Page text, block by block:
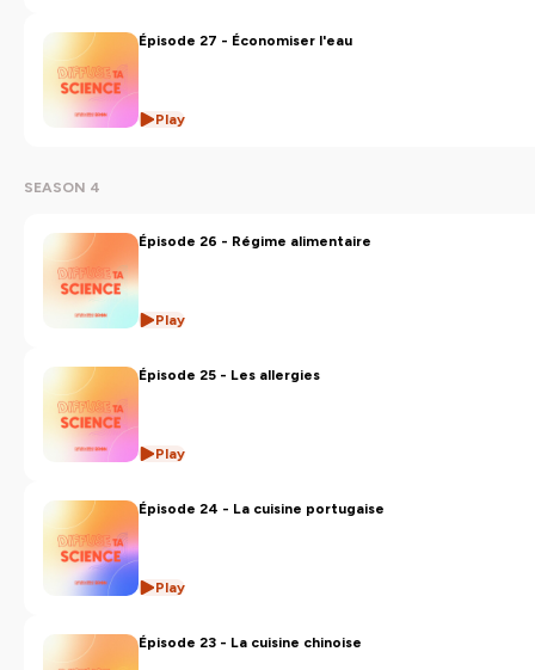
Épisode 27 - Économiser l'eau
Play
SEASON 4
Épisode 26 - Régime alimentaire
Play
Épisode 25 - Les allergies
Play
Épisode 24 - La cuisine portugaise
Play
Épisode 23 - La cuisine chinoise